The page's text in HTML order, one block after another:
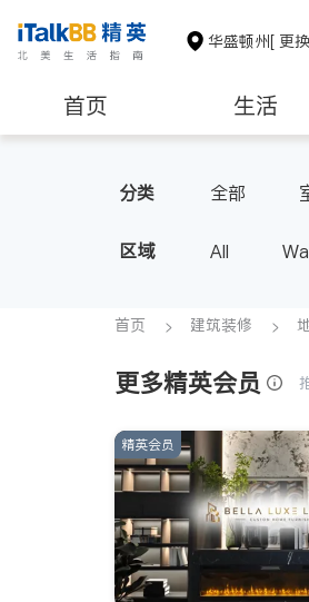
华盛顿州[ 更
首页 生活
分类 全部
区域 All
首页 建筑装修
更多精英会员
精英会员